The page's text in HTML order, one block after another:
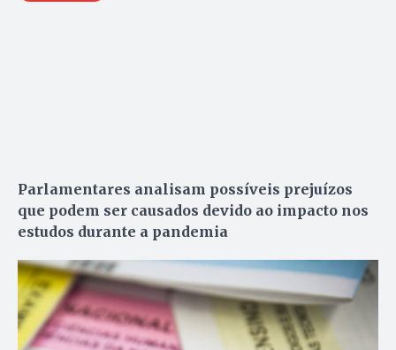
Parlamentares analisam possíveis prejuízos
que podem ser causados devido ao impacto nos
estudos durante a pandemia